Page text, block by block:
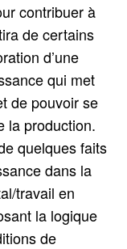
contribuer à
de certains
d’une
qui met
de pouvoir se
la production.
quelques faits
dans la
travail en
la logique
de